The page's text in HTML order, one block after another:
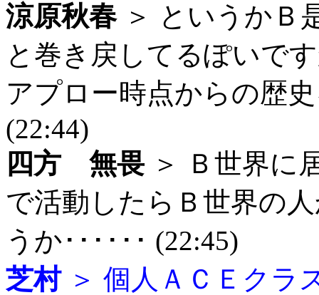
涼原秋春＞ というかＢ
と巻き戻してるぽいで
アプロー時点からの歴
(22:44)
四方 無畏 ＞ Ｂ世界に
で活動したらＢ世界の
うか･･････ (22:45)
芝村＞ 個人ＡＣＥクラ